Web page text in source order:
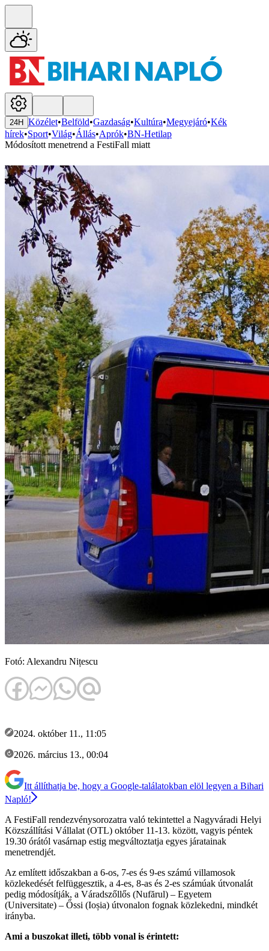
24H Közélet•Belföld•Gazdaság•Kultúra•Megyejáró•Kék
hírek•Sport•Világ•Állás•Aprók•BN-Hetilap
Módosított menetrend a FestiFall miatt
Fotó: Alexandru Nițescu
2024. október 11., 11:05
2026. március 13., 00:04
Itt állíthatja be, hogy a Google-találatokban elöl legyen a Bihari
Napló!
A FestiFall rendezvénysorozatra való tekintettel a Nagyváradi Helyi
Közszállítási Vállalat (OTL) október 11-13. között, vagyis péntek
19.30 órától vasárnap estig megváltoztatja egyes járatainak
menetrendjét.
Az említett időszakban a 6-os, 7-es és 9-es számú villamosok
közlekedését felfüggesztik, a 4-es, 8-as és 2-es számúak útvonalát
pedig módosítják, a Váradszőllős (Nufărul) – Egyetem
(Universitate) – Őssi (Ioșia) útvonalon fognak közlekedni, mindkét
irányba.
Ami a buszokat illeti, több vonal is érintett: